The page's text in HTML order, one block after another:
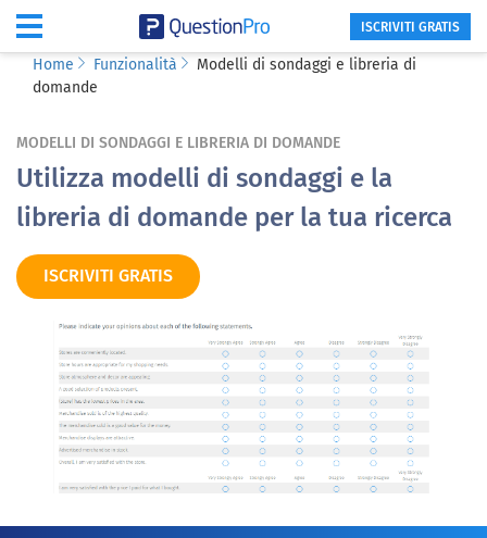
ISCRIVITI GRATIS
Home Funzionalità
Modelli di sondaggi e libreria di
domande
MODELLI DI SONDAGGI E LIBRERIA DI DOMANDE
Utilizza modelli di sondaggi e la
libreria di domande per la tua ricerca
ISCRIVITI GRATIS